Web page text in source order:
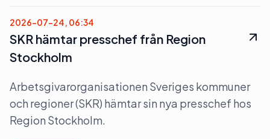
2026-07-24, 06:34
SKR hämtar presschef från Region
Stockholm
Arbetsgivarorganisationen Sveriges kommuner
och regioner (SKR) hämtar sin nya presschef hos
Region Stockholm.